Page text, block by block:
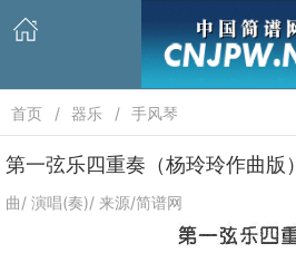
首页 器乐 手风琴
第一弦乐四重奏（杨玲玲作曲版）
曲/ 演唱(奏)/ 来源/简谱网